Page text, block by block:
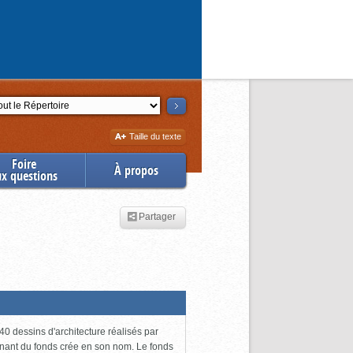
Augmenter
la
Taille du texte
Foire
questions À propos
Partager
dessins d'architecture réalisés par
du fonds crée en son nom. Le fonds